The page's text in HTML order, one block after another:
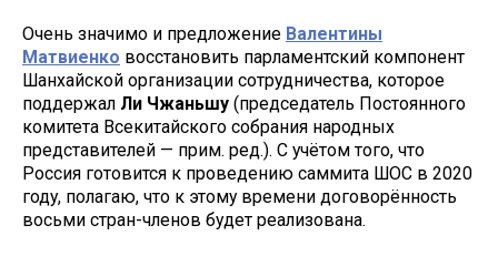
Очень значимо и предложение Валентины
Матвиенко восстановить парламентский компонент
Шанхайской организации сотрудничества, которое
поддержал Ли Чжаньшу (председатель Постоянного
комитета Всекитайского собрания народных
представителей — прим. ред.). С учётом того, что
Россия готовится к проведению саммита ШОС в 2020
году, полагаю, что к этому времени договорённость
восьми стран-членов будет реализована.